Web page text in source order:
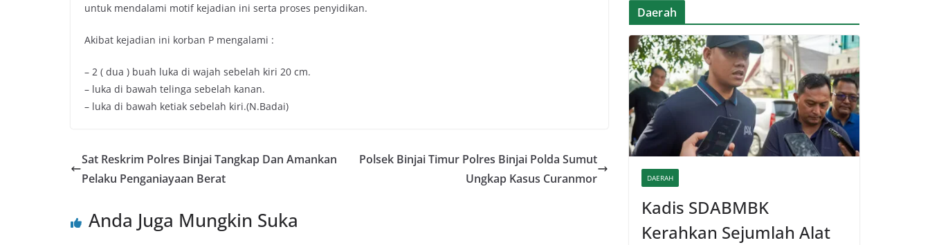
untuk mendalami motif kejadian ini serta proses penyidikan.
Akibat kejadian ini korban P mengalami :
– 2 ( dua ) buah luka di wajah sebelah kiri 20 cm.
– luka di bawah telinga sebelah kanan.
– luka di bawah ketiak sebelah kiri.(N.Badai)
Sat Reskrim Polres Binjai Tangkap Dan Amankan
Pelaku Penganiayaan Berat
Polsek Binjai Timur Polres Binjai Polda Sumut
Ungkap Kasus Curanmor
Anda Juga Mungkin Suka
Daerah
DAERAH
Kadis SDABMBK
Kerahkan Sejumlah Alat